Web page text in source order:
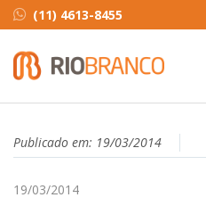
(11) 4613-8455
Publicado em: 19/03/2014
19/03/2014